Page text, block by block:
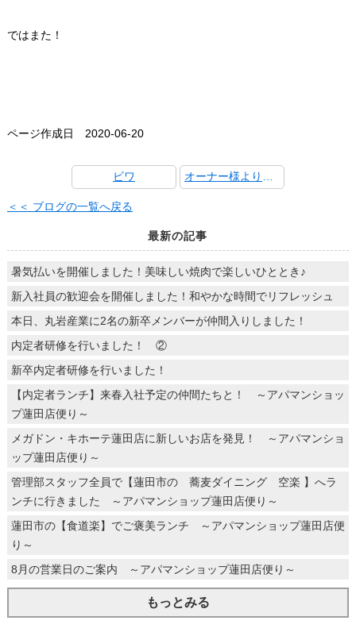
ではまた！
ページ作成日 2020-06-20
ビワ
＜＜ ブログの一覧へ戻る
最新の記事
暑気払いを開催しました！美味しい焼肉で楽しいひととき♪
新入社員の歓迎会を開催しました！和やかな時間でリフレッシュ
本日、丸岩産業に2名の新卒メンバーが仲間入りしました！
内定者研修を行いました！ ②
新卒内定者研修を行いました！
【内定者ランチ】来春入社予定の仲間たちと！ ～アパマンショッ
プ蓮田店便り～
メガドン・キホーテ蓮田店に新しいお店を発見！ ～アパマンショ
ップ蓮田店便り～
管理部スタッフ全員で【蓮田市の 蕎麦ダイニング 空楽 】へラ
ンチに行きました ～アパマンショップ蓮田店便り～
蓮田市の【食道楽】でご褒美ランチ ～アパマンショップ蓮田店便
り～
8月の営業日のご案内 ～アパマンショップ蓮田店便り～
もっとみる